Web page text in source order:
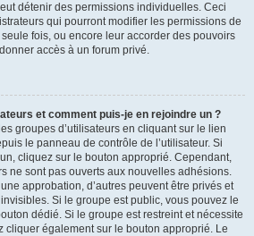
détenir des permissions individuelles. Ceci
qui pourront modifier les permissions de
fois, ou encore leur accorder des pouvoirs
accès à un forum privé.
et comment puis-je en rejoindre un ?
groupes d’utilisateurs en cliquant sur le lien
le panneau de contrôle de l’utilisateur. Si
cliquez sur le bouton approprié. Cependant,
ne sont pas ouverts aux nouvelles adhésions.
approbation, d’autres peuvent être privés et
Si le groupe est public, vous pouvez le
dédié. Si le groupe est restreint et nécessite
cliquer également sur le bouton approprié. Le